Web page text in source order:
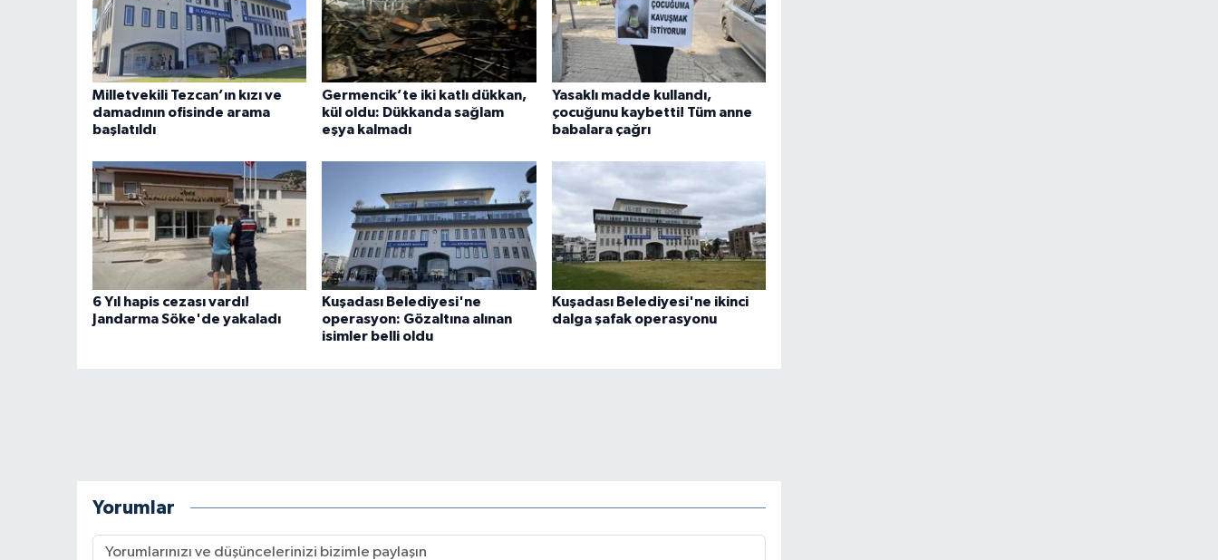
Milletvekili Tezcan’ın kızı ve
damadının ofisinde arama
başlatıldı
Germencik’te iki katlı dükkan,
kül oldu: Dükkanda sağlam
eşya kalmadı
Yasaklı madde kullandı,
çocuğunu kaybetti! Tüm anne
babalara çağrı
6 Yıl hapis cezası vardı!
Jandarma Söke'de yakaladı
Kuşadası Belediyesi'ne
operasyon: Gözaltına alınan
isimler belli oldu
Kuşadası Belediyesi'ne ikinci
dalga şafak operasyonu
Yorumlar